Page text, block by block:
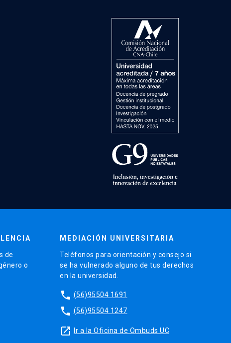
de
o
MEDIACIÓN UNIVERSITARIA
Teléfonos para orientación y consejo si
se ha vulnerado alguno de tus derechos
en la universidad.
phone (56)95504 1691
phone (56)95504 1247
launch Ir a la Oficina de Ombuds UC